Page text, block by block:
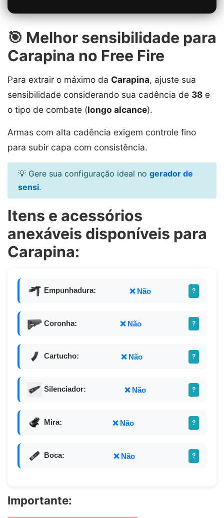
🎯 Melhor sensibilidade para
Carapina no Free Fire
Para extrair o máximo da Carapina, ajuste sua
sensibilidade considerando sua cadência de 38 e
o tipo de combate (longo alcance).
Armas com alta cadência exigem controle fino
para subir capa com consistência.
💡 Gere sua configuração ideal no gerador de
sensi.
Itens e acessórios
anexáveis disponíveis para
Carapina:
Empunhadura: ❌ Não ?
Coronha: ❌ Não ?
Cartucho: ❌ Não ?
Silenciador: ❌ Não ?
Mira: ❌ Não ?
Boca: ❌ Não ?
Importante: